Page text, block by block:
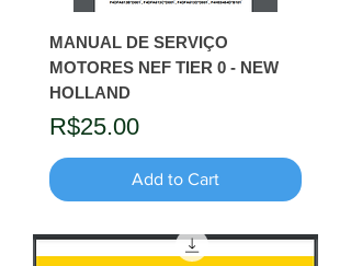
MANUAL DE SERVIÇO
MOTORES NEF TIER 0 - NEW
HOLLAND
Price
R$25.00
Add to Cart